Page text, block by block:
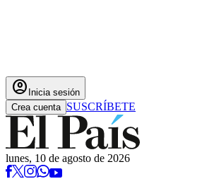
account_circle Inicia sesión
Crea cuenta SUSCRÍBETE
lunes, 10 de agosto de 2026